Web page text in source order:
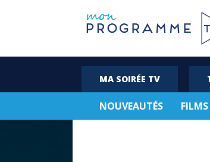
MA SOIRÉE TV
NOUVEAUTÉS FILMS